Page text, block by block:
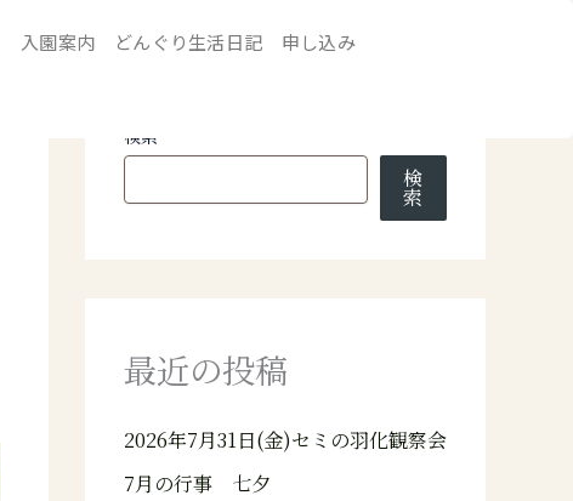
入園案内 どんぐり生活日記 申し込み
検索
検
索
最近の投稿
2026年7月31日(金)セミの羽化観察会
7月の行事 七夕